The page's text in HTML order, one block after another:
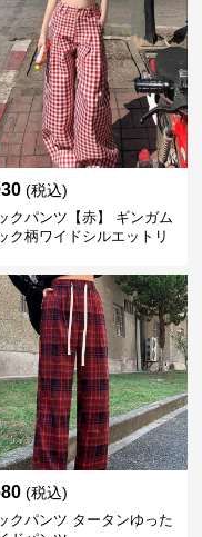
(税込)
クパンツ【赤】 ギンガム
ク柄ワイドシルエットリ
(税込)
クパンツ タータンゆった